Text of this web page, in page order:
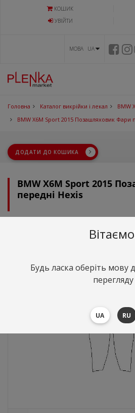
КОШИК
УВIЙТИ
МОВА UA
Головна Каталог викрійки і лекал
BMW
BMW X6M Sport 2015 Позашляховик Фари
ДОДАТИ ДО КОШИКА
BMW X6M Sport 2015
передні Hexis
грн.
Будь ласка оберіть мову
перегляду
UA RU